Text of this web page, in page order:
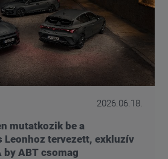
2026.06.18.
mutatkozik be a
Leonhoz tervezett, exkluzív
by ABT csomag